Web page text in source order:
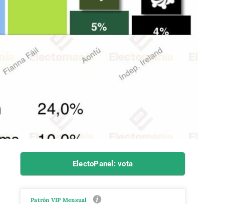
ElectoPanel: vota
Patrón VIP Mensual